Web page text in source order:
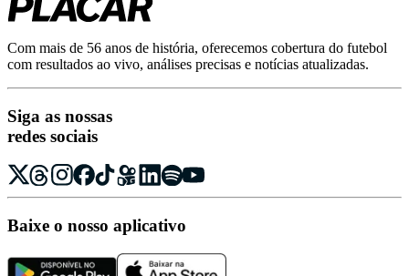
Com mais de 56 anos de história, oferecemos cobertura do futebol
com resultados ao vivo, análises precisas e notícias atualizadas.
Siga as nossas
redes sociais
Baixe o nosso aplicativo